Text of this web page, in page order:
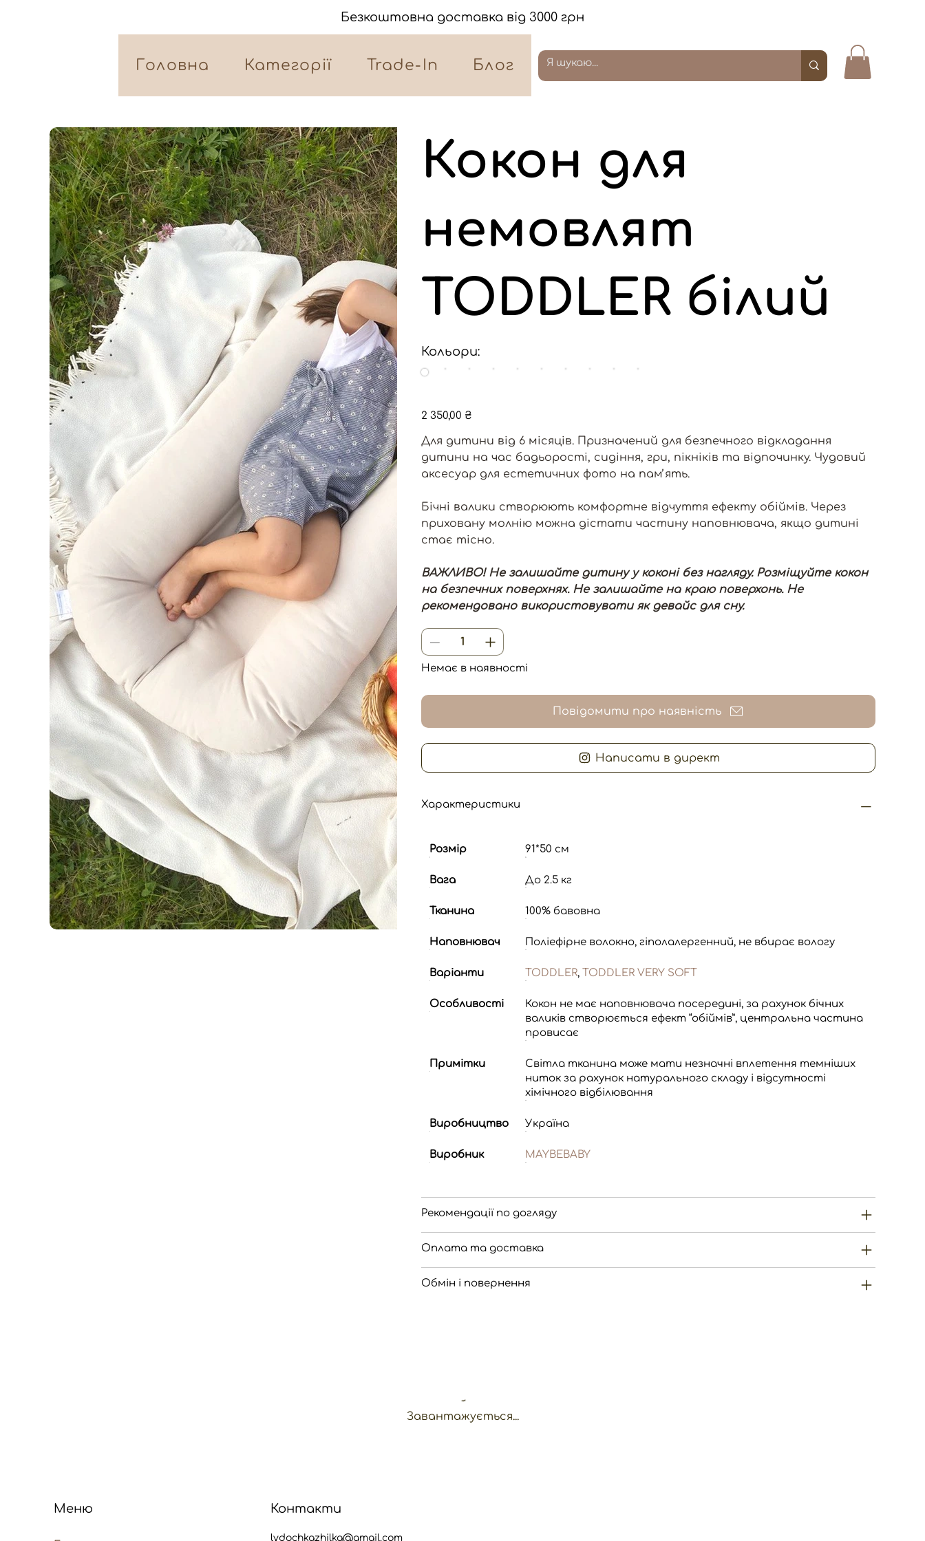
Головна Категорії Trade-In Блог
Безкоштовна доставка від 3000 грн
Кокон для
немовлят
TODDLER білий
Кольори:
Ціна
2 350,00 ₴
Для дитини від 6 місяців. Призначений для безпечного відкладання
дитини на час бадьорості, сидіння, гри, пікніків та відпочинку. Чудовий
аксесуар для естетичних фото на памʼять.
Бічні валики створюють комфортне відчуття ефекту обіймів. Через
приховану молнію можна дістати частину наповнювача, якщо дитині
стає тісно.
ВАЖЛИВО! Не залишайте дитину у коконі без нагляду. Розміщуйте кокон
на безпечних поверхнях. Не залишайте на краю поверхонь. Не
рекомендовано використовувати як девайс для сну.
Немає в наявності
Повідомити про наявність
Написати в директ
Характеристики
Розмір 91*50 см
Вага До 2.5 кг
Тканина 100% бавовна
Наповнювач Поліефірне волокно, гіполалергенний, не вбирає вологу
Варіанти TODDLER, TODDLER VERY SOFT
Особливості
Кокон не має наповнювача посередині, за рахунок бічних
валиків створюється ефект “обіймів”, центральна частина
провисає
Примітки
Світла тканина може мати незначні вплетення темніших
ниток за рахунок натурального складу і відсутності
хімічного відбілювання
Виробництво Україна
Виробник MAYBEBABY
Рекомендації по догляду
Оплата та доставка
Обмін і повернення
Завантажується...
Меню
lydochkazhilka@gmail.com
Контакти